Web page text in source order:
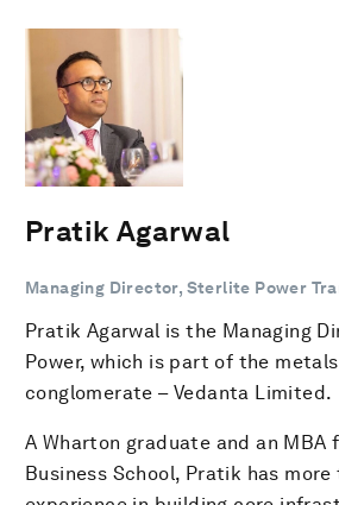
Pratik Agarwal
Managing Director, Sterlite Power
Pratik Agarwal is the Managing
Power, which is part of the
conglomerate – Vedanta Limited.
A Wharton graduate and an MBA
Business School, Pratik has more